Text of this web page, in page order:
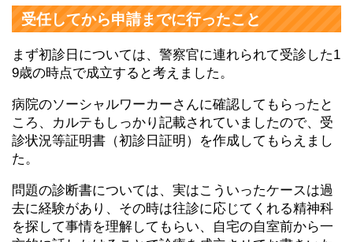
受任してから申請までに行ったこと
まず初診日については、警察官に連れられて受診した1
9歳の時点で成立すると考えました。
病院のソーシャルワーカーさんに確認してもらったと
ころ、カルテもしっかり記載されていましたので、受
診状況等証明書（初診日証明）を作成してもらえまし
た。
問題の診断書については、実はこういったケースは過
去に経験があり、その時は往診に応じてくれる精神科
を探して事情を理解してもらい、自宅の自室前から一